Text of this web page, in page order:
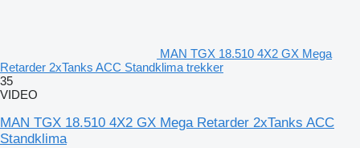
MAN TGX 18.510 4X2 GX Mega
Retarder 2xTanks ACC Standklima trekker
35
VIDEO
MAN TGX 18.510 4X2 GX Mega Retarder 2xTanks ACC
Standklima